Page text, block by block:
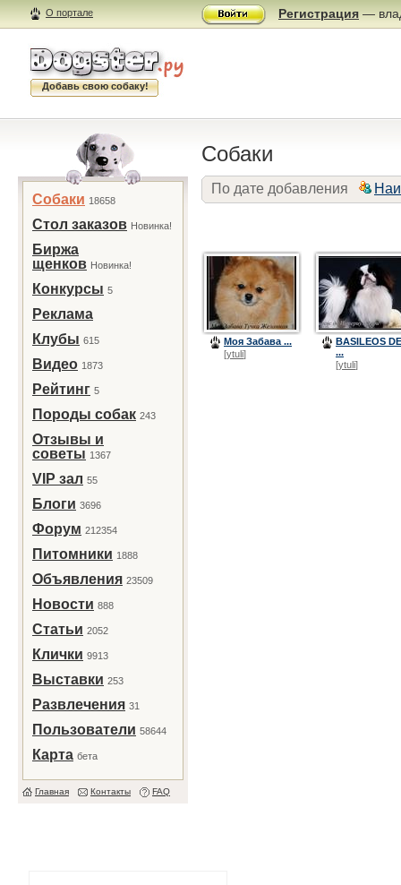
О портале Регистрация —
Добавь свою собаку!
Собаки 18658
Стол заказов Новинка!
Биржа
щенков Новинка!
Конкурсы 5
Реклама
Клубы 615
Видео 1873
Рейтинг 5
Породы собак 243
Отзывы и
советы 1367
VIP зал 55
Блоги 3696
Форум 212354
Питомники 1888
Объявления 23509
Новости 888
Статьи 2052
Клички 9913
Выставки 253
Развлечения 31
Пользователи 58644
Карта бета
Главная Контакты FAQ
Собаки
По дате добавления
Моя Забава ...
[ytuli]
BASILEOS DE
...
[ytuli]